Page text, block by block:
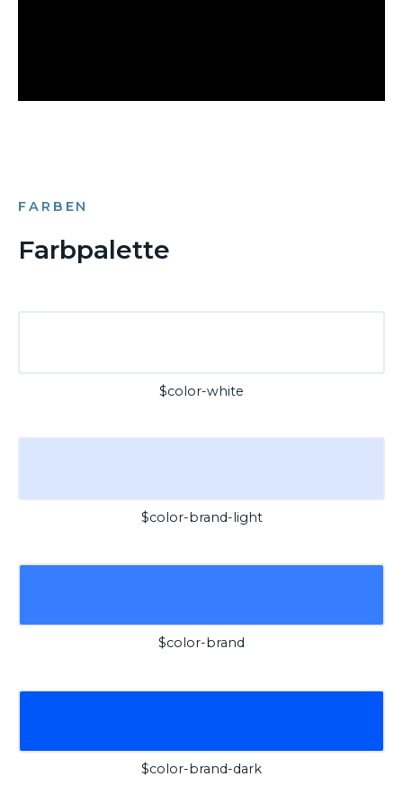
FARBEN
Farbpalette
$color-white
$color-brand-light
$color-brand
$color-brand-dark